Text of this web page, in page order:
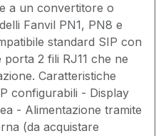
a un convertitore o
Fanvil PN1, PN8 e
standard SIP con
2 fili RJ11 che ne
Caratteristiche
configurabili - Display
- Alimentazione tramite
(da acquistare